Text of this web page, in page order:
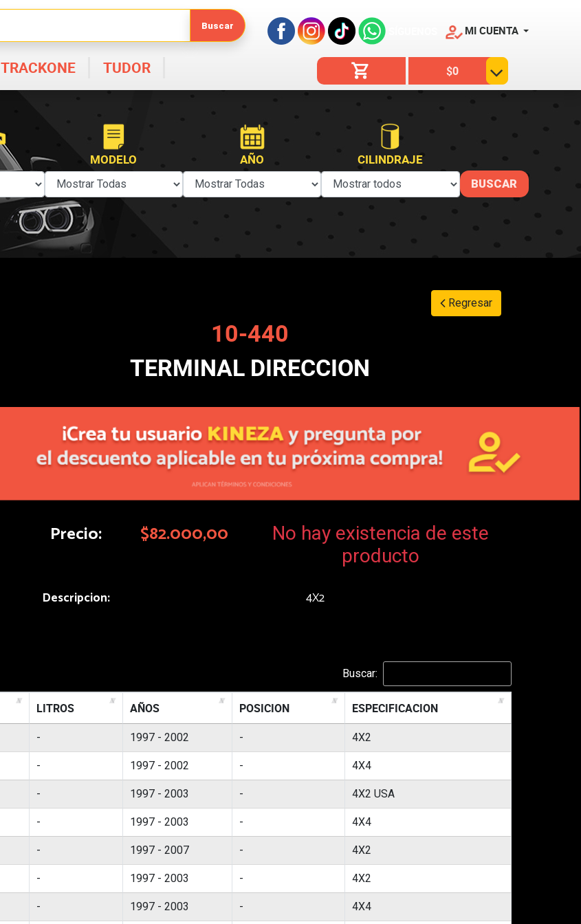
MI CUENTA
TRACKONE TUDOR $0
MODELO AÑO CILINDRAJE
Regresar
10-440
TERMINAL DIRECCION
Precio: $82.000,00
No hay existencia de este
producto
Descripcion: 4X2
Buscar:
LITROS AÑOS POSICION ESPECIFICACION
- 1997 - 2002 - 4X2
- 1997 - 2002 - 4X4
- 1997 - 2003 - 4X2 USA
- 1997 - 2003 - 4X4
- 1997 - 2007 - 4X2
- 1997 - 2003 - 4X2
- 1997 - 2003 - 4X4